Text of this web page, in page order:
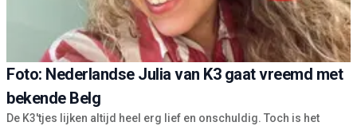
Foto: Nederlandse Julia van K3 gaat vreemd met
bekende Belg
De K3'tjes lijken altijd heel erg lief en onschuldig. Toch is het